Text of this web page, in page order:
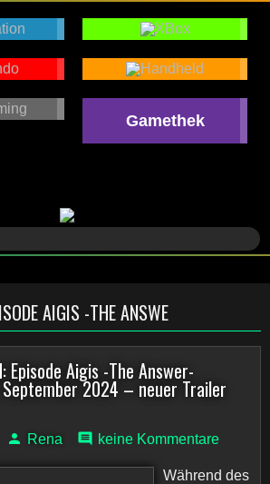
Gamethek
AIGIS -THE ANSWE
Episode Aigis -The Answer-
2024 – neuer Trailer
Rena keine Kommentare
Während des